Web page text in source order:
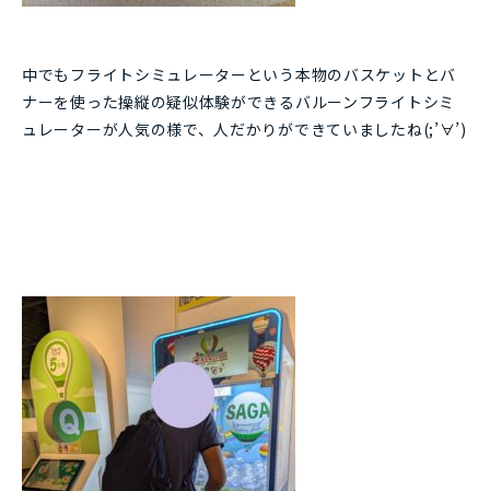
中でもフライトシミュレーターという本物のバスケットとバ
ナーを使った操縦の疑似体験ができるバルーンフライトシミ
ュレーターが人気の様で、人だかりができていましたね(;’∀’)